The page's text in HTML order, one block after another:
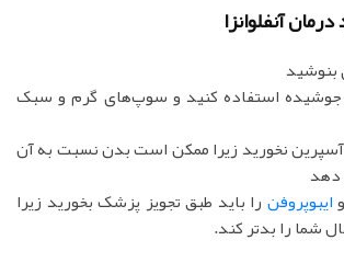
آنفلوانزا
بنوشید
استفاده کنید و سوپ‌های گرم و سبک
نخورید زیرا ممکن است بدن نسبت به آن
دهد
ایبوپروفن را باید طبق تجویز پزشک بخورید زیرا
شما را بدتر کند.